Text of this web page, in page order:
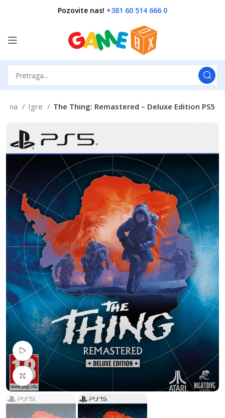
Pozovite nas! +381 60 514 666 0
Igre The Thing: Remastered – Deluxe Edition PS5
Pogledaj Video
Uvećaj sliku